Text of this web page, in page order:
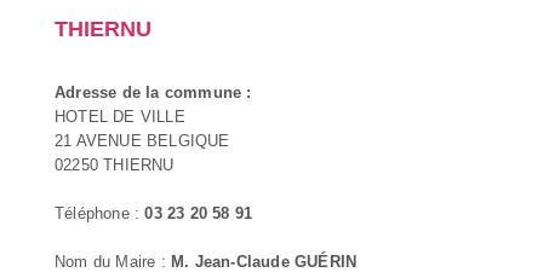
THIERNU
Adresse de la commune :
HOTEL DE VILLE
21 AVENUE BELGIQUE
02250 THIERNU
Téléphone :03 23 20 58 91
Nom du Maire : M. Jean-Claude GUÉRIN